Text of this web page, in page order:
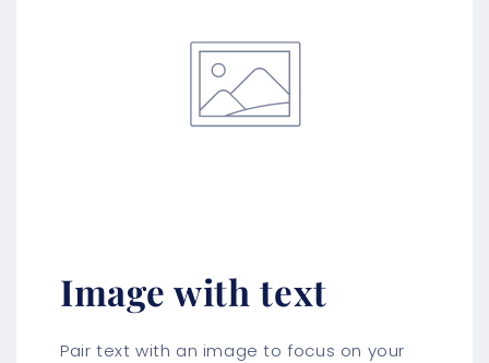
Image with text
Pair text with an image to focus on your